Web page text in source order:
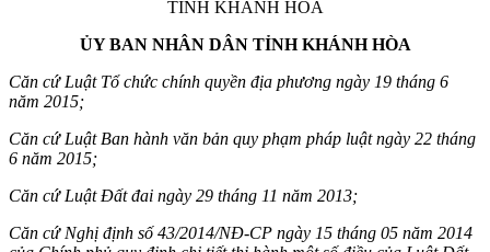
TỈNH KHÁNH HÒA
ỦY BAN NHÂN DÂN TỈNH KHÁNH HÒA
Căn cứ Luật Tổ chức chính quyền địa phương ngày 19 tháng 6
năm 2015;
Căn cứ Luật Ban hành văn bản quy phạm pháp luật ngày 22 tháng
6 năm 2015;
Căn cứ Luật Đất đai ngày 29 tháng 11 năm 2013;
Căn cứ Nghị định số 43/2014/NĐ-CP ngày 15 tháng 05 năm 2014